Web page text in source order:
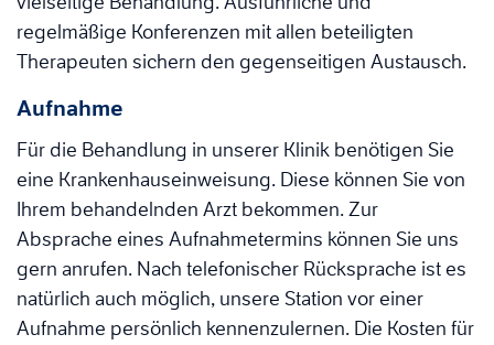
regelmäßige Konferenzen mit allen beteiligten
Therapeuten sichern den gegenseitigen Austausch.
Aufnahme
Für die Behandlung in unserer Klinik benötigen Sie
eine Krankenhauseinweisung. Diese können Sie von
Ihrem behandelnden Arzt bekommen. Zur
Absprache eines Aufnahmetermins können Sie uns
gern anrufen. Nach telefonischer Rücksprache ist es
natürlich auch möglich, unsere Station vor einer
Aufnahme persönlich kennenzulernen. Die Kosten für